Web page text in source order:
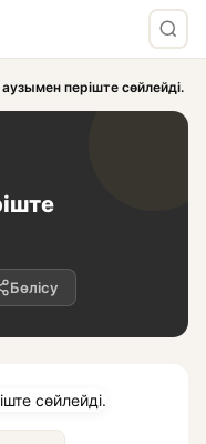
періште сөйлейді.
Бөлісу